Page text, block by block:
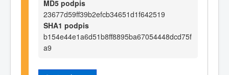
MD5 podpis
23677d59ff39b2efcb34651d1f642519
SHA1 podpis
b154e44e1a6d51b8ff8895ba67054448dcd75f
a9